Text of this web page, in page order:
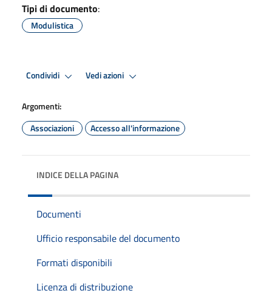
Tipi di documento:
Modulistica
Condividi Vedi azioni
Argomenti:
Associazioni
Accesso all'informazione
INDICE DELLA PAGINA
Documenti
Ufficio responsabile del documento
Formati disponibili
Licenza di distribuzione